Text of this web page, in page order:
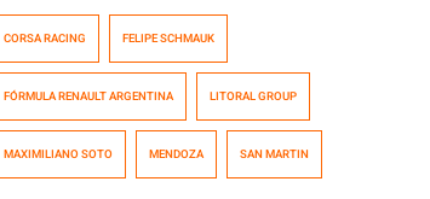
que dejó el trazado del Autódromo Jorge Ángel
triunfo se lo llevó Julián Santero (Gabriel Werner
mientras que el segundo y tercer lugar
quedaron […]
CORSA RACING FELIPE SCHMAUK
FÓRMULA RENAULT ARGENTINA LITORAL GROUP
MAXIMILIANO SOTO MENDOZA SAN MARTIN